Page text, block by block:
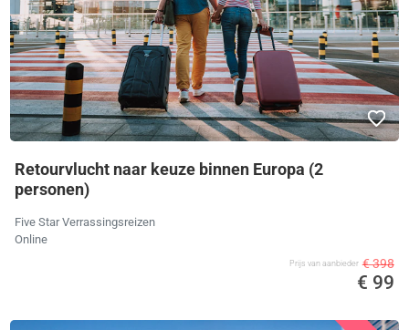
Retourvlucht naar keuze binnen Europa (2
personen)
Five Star Verrassingsreizen
Online
Prijs van aanbieder € 398
€ 99